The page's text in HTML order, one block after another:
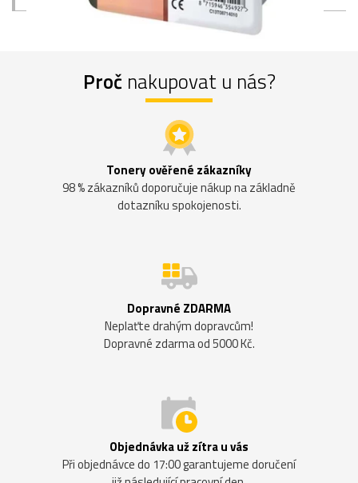
Proč nakupovat u nás?
Tonery ověřené zákazníky
98 % zákazníků doporučuje nákup na základně
dotazníku spokojenosti.
Dopravné ZDARMA
Neplaťte drahým dopravcům!
Dopravné zdarma od 5000 Kč.
Objednávka už zítra u vás
Při objednávce do 17:00 garantujeme doručení